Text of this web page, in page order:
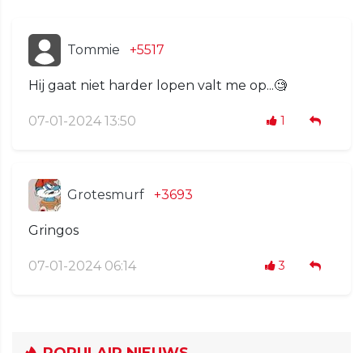
Tommie +5517
Hij gaat niet harder lopen valt me op...🧐
07-01-2024 13:50 1
Grotesmurf +3693
Gringos
07-01-2024 06:14 3